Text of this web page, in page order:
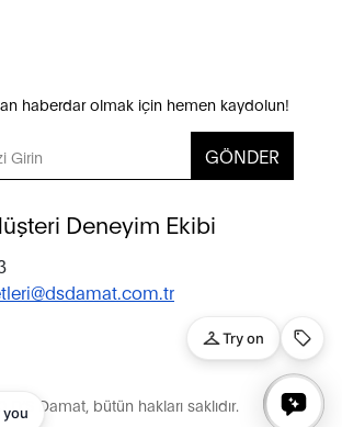
haberdar olmak için hemen kaydolun!
GÖNDER
Deneyim Ekibi
D’S Damat, bütün hakları saklıdır.